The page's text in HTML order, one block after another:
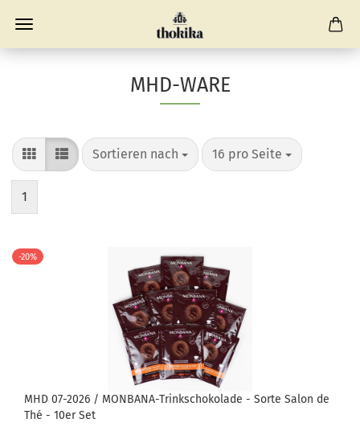
MHD-WARE
Sortieren nach
Sortieren nach 16 pro Seite
pro Seite
1
-20%
MHD 07-2026 / MONBANA-Trinkschokolade - Sorte Salon de
Thé - 10er Set